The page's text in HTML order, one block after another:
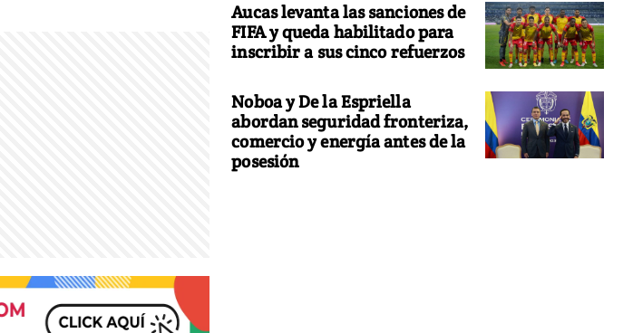
Aucas levanta las sanciones de
FIFA y queda habilitado para
inscribir a sus cinco refuerzos
Noboa y De la Espriella
abordan seguridad fronteriza,
comercio y energía antes de la
posesión